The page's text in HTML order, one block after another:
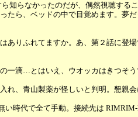
知らなかったのだが、偶然視聴するこ
ら、ベッドの中で目覚めます。夢
りふれてますか。あ、第２話に登
一滴…とはいえ、ウオッカはきつそう
、青山製薬が怪しいと判明。懇親
時代で全て手動。接続先は